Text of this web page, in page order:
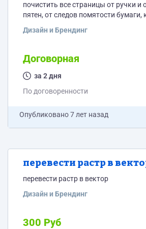
почистить все страницы от ручки и
пятен, от следов помятости
напечатанное типографией. Вся
Дизайн и Брендинг
Договорная
за 2 дня
По договоренности
Опубликовано7 лет назад
перевести растр в
перевести растр в вектор
Дизайн и Брендинг
300 Руб